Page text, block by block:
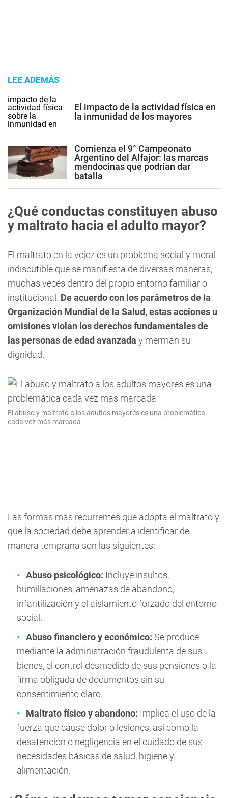
LEE ADEMÁS
El impacto de la actividad física en
la inmunidad de los mayores
Comienza el 9° Campeonato
Argentino del Alfajor: las marcas
mendocinas que podrían dar
batalla
¿Qué conductas constituyen abuso
y maltrato hacia el adulto mayor?
El maltrato en la vejez es un problema social y moral
indiscutible que se manifiesta de diversas maneras,
muchas veces dentro del propio entorno familiar o
institucional. De acuerdo con los parámetros de la
Organización Mundial de la Salud, estas acciones u
omisiones violan los derechos fundamentales de
las personas de edad avanzada y merman su
dignidad.
El abuso y maltrato a los adultos mayores es una problemática
cada vez más marcada
Las formas más recurrentes que adopta el maltrato y
que la sociedad debe aprender a identificar de
manera temprana son las siguientes:
Abuso psicológico: Incluye insultos,
humillaciones, amenazas de abandono,
infantilización y el aislamiento forzado del entorno
social.
Abuso financiero y económico: Se produce
mediante la administración fraudulenta de sus
bienes, el control desmedido de sus pensiones o la
firma obligada de documentos sin su
consentimiento claro.
Maltrato físico y abandono: Implica el uso de la
fuerza que cause dolor o lesiones, así como la
desatención o negligencia en el cuidado de sus
necesidades básicas de salud, higiene y
alimentación.